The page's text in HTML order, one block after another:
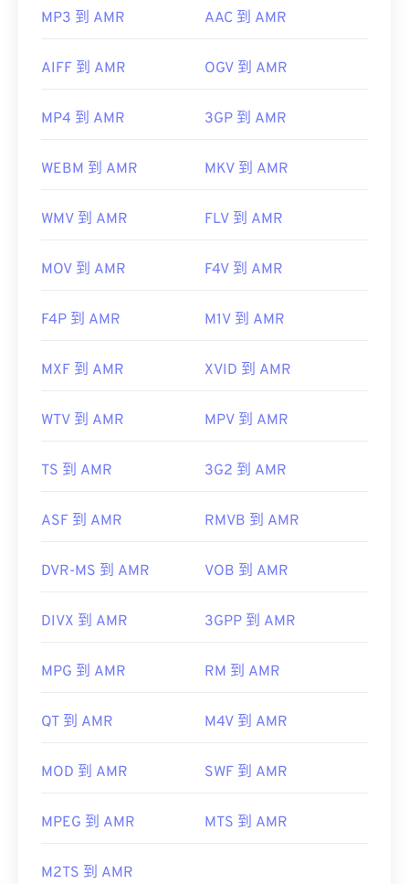
MP3 到 AMR AAC 到 AMR
AIFF 到 AMR OGV 到 AMR
MP4 到 AMR 3GP 到 AMR
WEBM 到 AMR MKV 到 AMR
WMV 到 AMR FLV 到 AMR
MOV 到 AMR F4V 到 AMR
F4P 到 AMR M1V 到 AMR
MXF 到 AMR XVID 到 AMR
WTV 到 AMR MPV 到 AMR
TS 到 AMR 3G2 到 AMR
ASF 到 AMR RMVB 到 AMR
DVR-MS 到 AMR VOB 到 AMR
DIVX 到 AMR 3GPP 到 AMR
MPG 到 AMR RM 到 AMR
QT 到 AMR M4V 到 AMR
MOD 到 AMR SWF 到 AMR
MPEG 到 AMR MTS 到 AMR
M2TS 到 AMR